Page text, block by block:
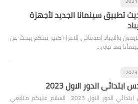
تطبيق سينمانا الجديد لأجهزة
والايباد اصدقائي الاعزاء كثير منكم يبحث عن
بعد توق…
ابتدائي الدور الاول 2023
نتائج السادس ابتدائي الدور الاول 2023 السلام عليكم متابعي